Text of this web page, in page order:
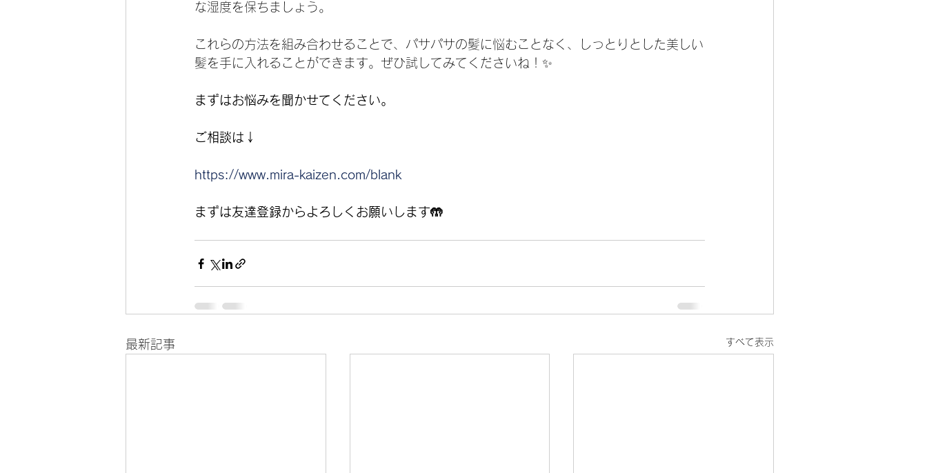
な湿度を保ちましょう。
これらの方法を組み合わせることで、パサパサの髪に悩むことなく、しっとりとした美しい
髪を手に入れることができます。ぜひ試してみてくださいね！✨
まずはお悩みを聞かせてください。
ご相談は↓
https://www.mira-kaizen.com/blank
まずは友達登録からよろしくお願いします🤲
最新記事 すべて表示